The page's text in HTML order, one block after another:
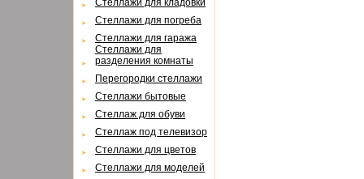
Cтеллажи для кладовки
Cтеллажи для погреба
Cтеллажи для гаража
Cтеллажи для
разделения комнаты
Перегородки стеллажи
Cтеллажи бытовые
Cтеллаж для обуви
Cтеллаж под телевизор
Стеллажи для цветов
Cтеллажи для моделей